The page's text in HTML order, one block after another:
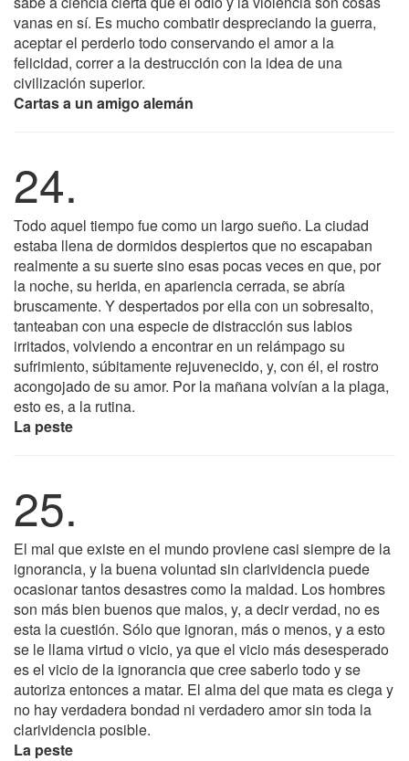
vanas en sí. Es mucho combatir despreciando la guerra,
aceptar el perderlo todo conservando el amor a la
felicidad, correr a la destrucción con la idea de una
civilización superior.
Cartas a un amigo alemán
24.
Todo aquel tiempo fue como un largo sueño. La ciudad
estaba llena de dormidos despiertos que no escapaban
realmente a su suerte sino esas pocas veces en que, por
la noche, su herida, en apariencia cerrada, se abría
bruscamente. Y despertados por ella con un sobresalto,
tanteaban con una especie de distracción sus labios
irritados, volviendo a encontrar en un relámpago su
sufrimiento, súbitamente rejuvenecido, y, con él, el rostro
acongojado de su amor. Por la mañana volvían a la plaga,
esto es, a la rutina.
La peste
25.
El mal que existe en el mundo proviene casi siempre de la
ignorancia, y la buena voluntad sin clarividencia puede
ocasionar tantos desastres como la maldad. Los hombres
son más bien buenos que malos, y, a decir verdad, no es
esta la cuestión. Sólo que ignoran, más o menos, y a esto
se le llama virtud o vicio, ya que el vicio más desesperado
es el vicio de la ignorancia que cree saberlo todo y se
autoriza entonces a matar. El alma del que mata es ciega y
no hay verdadera bondad ni verdadero amor sin toda la
clarividencia posible.
La peste